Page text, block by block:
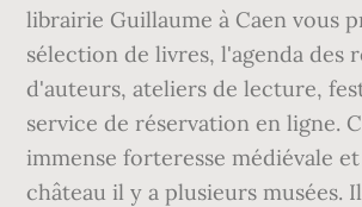
librairie Guillaume à Caen vous
sélection de livres, l'agenda des
d'auteurs, ateliers de lecture,
service de réservation en ligne.
immense forteresse médiévale
château il y a plusieurs musées. Il